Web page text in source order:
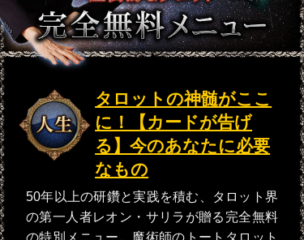
タロットの神髄がここ
に！【カードが告げ
る】今のあなたに必要
なもの
50年以上の研鑽と実践を積む、タロット界
の第一人者レオン・サリラが贈る完全無料
の特別メニュー。魔術師のトートタロット